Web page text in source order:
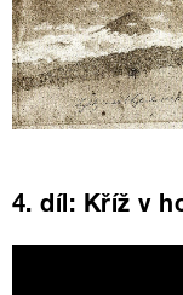
4. díl: Kříž v